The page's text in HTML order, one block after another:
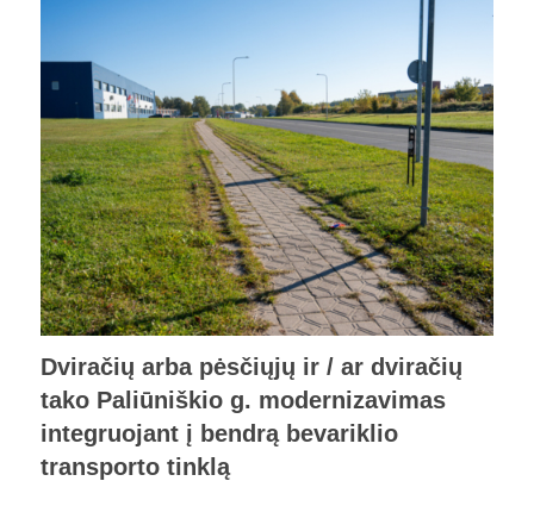
Dviračių arba pėsčiųjų ir / ar dviračių
tako Paliūniškio g. modernizavimas
integruojant į bendrą bevariklio
transporto tinklą